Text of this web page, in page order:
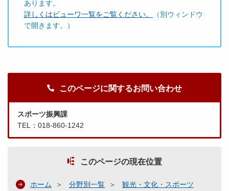
あります。
詳しくはビューワ一覧をご覧ください。
（別ウィンドウ
で開きます。）
このページに関するお問い合わせ
スポーツ振興課
TEL：018-860-1242
このページの現在位置
ホーム 分野別一覧
観光・文化・スポーツ